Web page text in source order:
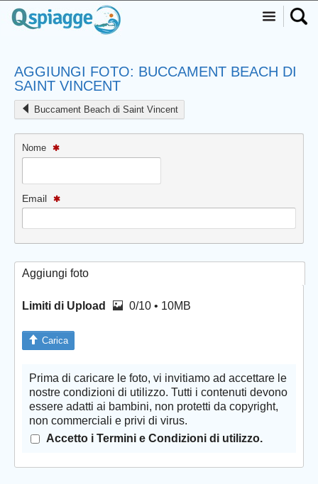
AGGIUNGI FOTO: BUCCAMENT BEACH DI
SAINT VINCENT
Buccament Beach di Saint Vincent
Nome
Email
Aggiungi foto
Limiti di Upload 0/10 • 10MB
Carica
Prima di caricare le foto, vi invitiamo ad accettare le
nostre condizioni di utilizzo. Tutti i contenuti devono
essere adatti ai bambini, non protetti da copyright,
non commerciali e privi di virus.
Accetto i Termini e Condizioni di utilizzo.
Prev